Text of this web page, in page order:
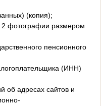
(копия);
фотографии размером
пенсионного
(ИНН)
об адресах сайтов и